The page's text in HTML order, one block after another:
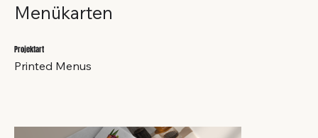
Menükarten
Projektart
Printed Menus